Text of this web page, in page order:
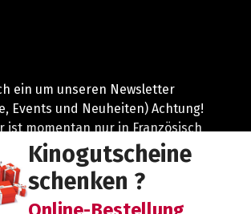
ein um unseren Newsletter
Events und Neuheiten) Achtung!
ist momentan nur in Französisch
|Datenschutzrichtlinie
Kinogutscheine
schenken ?